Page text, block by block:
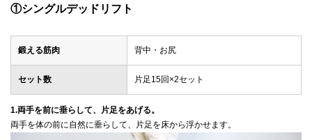
①シングルデッドリフト
鍛える筋肉 背中・お尻
セット数 片足15回×2セット
1.両手を前に垂らして、片足をあげる。
両手を体の前に自然に垂らして、片足を床から浮かせます。